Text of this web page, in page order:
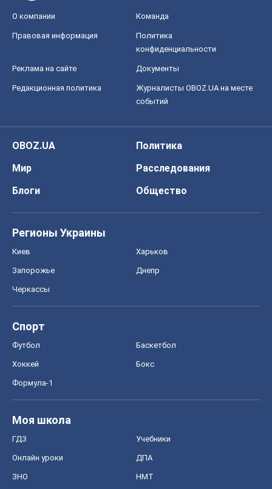
О компании Команда
Правовая информация
Политика
конфиденциальности
Реклама на сайте Документы
Редакционная политика
Журналисты OBOZ.UA на месте
событий
OBOZ.UA
Политика
Мир
Расследования
Блоги
Общество
Регионы Украины
Киев Харьков
Запорожье Днепр
Черкассы
Спорт
Футбол Баскетбол
Хоккей Бокс
Формула-1
Моя школа
ГДЗ Учебники
Онлайн уроки ДПА
ЗНО НМТ